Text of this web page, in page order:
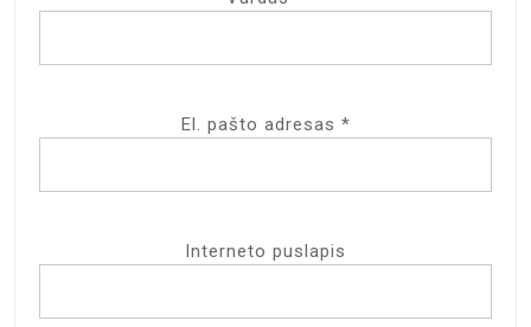
El. pašto adresas *
Interneto puslapis